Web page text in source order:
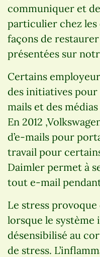
communiquer et
particulier chez les
façons de
présentées sur
Certains
des initiatives pour
mails et des
En 2012
d’e-mails pour
travail pour
Daimler permet à
tout e-mail
Le stress
lorsque le
désensibilisé au
de stress.